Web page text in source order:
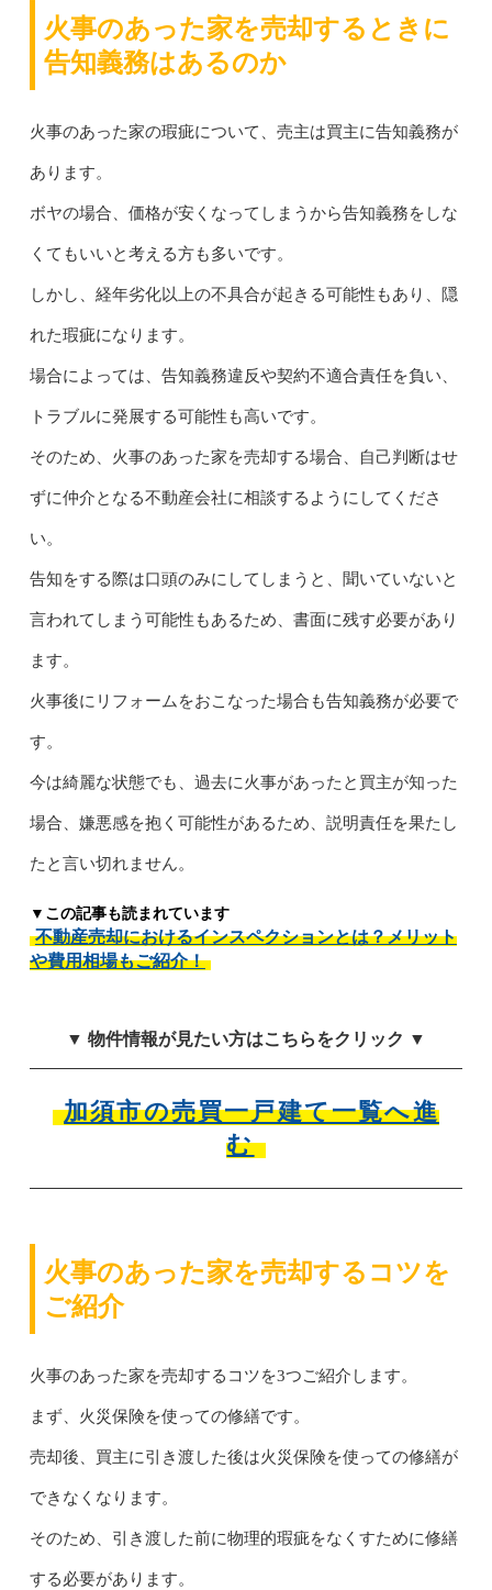
火事のあった家を売却するときに
告知義務はあるのか
火事のあった家の瑕疵について、売主は買主に告知義務が
あります。
ボヤの場合、価格が安くなってしまうから告知義務をしな
くてもいいと考える方も多いです。
しかし、経年劣化以上の不具合が起きる可能性もあり、隠
れた瑕疵になります。
場合によっては、告知義務違反や契約不適合責任を負い、
トラブルに発展する可能性も高いです。
そのため、火事のあった家を売却する場合、自己判断はせ
ずに仲介となる不動産会社に相談するようにしてくださ
い。
告知をする際は口頭のみにしてしまうと、聞いていないと
言われてしまう可能性もあるため、書面に残す必要があり
ます。
火事後にリフォームをおこなった場合も告知義務が必要で
す。
今は綺麗な状態でも、過去に火事があったと買主が知った
場合、嫌悪感を抱く可能性があるため、説明責任を果たし
たと言い切れません。
▼この記事も読まれています
不動産売却におけるインスペクションとは？メリット
や費用相場もご紹介！
▼ 物件情報が見たい方はこちらをクリック ▼
加須市の売買一戸建て一覧へ進
む
火事のあった家を売却するコツを
ご紹介
火事のあった家を売却するコツを3つご紹介します。
まず、火災保険を使っての修繕です。
売却後、買主に引き渡した後は火災保険を使っての修繕が
できなくなります。
そのため、引き渡した前に物理的瑕疵をなくすために修繕
する必要があります。